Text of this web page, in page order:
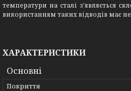
температури на сталі з'являється
використанням таких відводів має
ХАРАКТЕРИСТИКИ
Основні
Покриття